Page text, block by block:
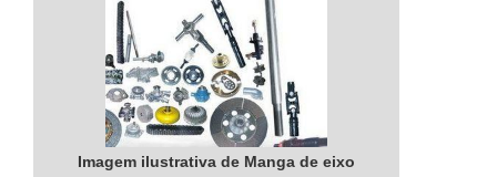
Imagem ilustrativa de Manga de eixo